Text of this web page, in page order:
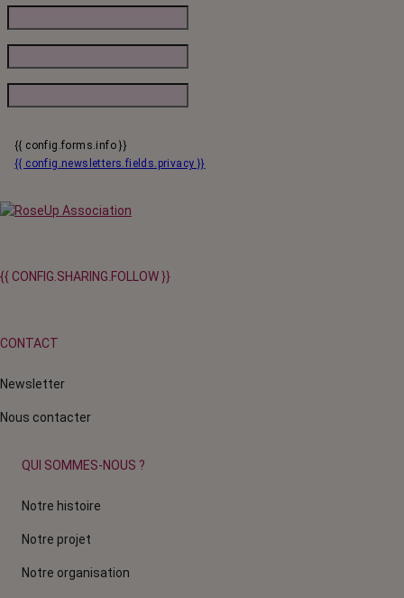
{{ config.forms.info }}
{{ config.newsletters.fields.privacy }}
{{ CONFIG.SHARING.FOLLOW }}
CONTACT
Newsletter
Nous contacter
QUI SOMMES-NOUS ?
Notre histoire
Notre projet
Notre organisation